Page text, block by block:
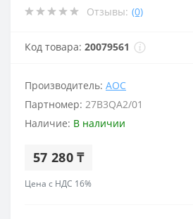
Отзывы: (0)
Код товара: 20079561
Производитель: AOC
Партномер: 27B3QA2/01
Наличие: В наличии
57 280 ₸
Цена с НДС 16%